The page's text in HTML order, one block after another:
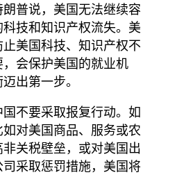
普说，美国无法继续容
技和知识产权流失。美
美国科技、知识产权不
会保护美国的就业机
出第一步。
不要采取报复行动。如
对美国商品、服务或农
关税壁垒，或对美国出
采取惩罚措施，美国将